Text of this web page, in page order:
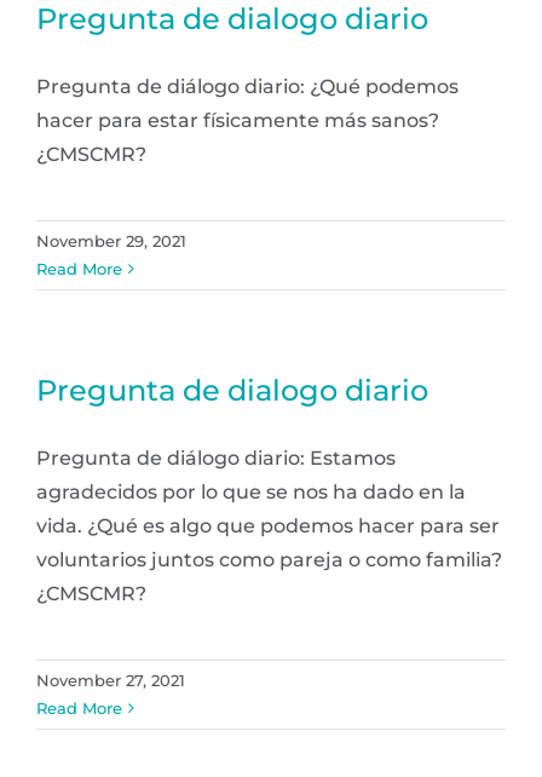
Pregunta de dialogo diario
Pregunta de diálogo diario: ¿Qué podemos
hacer para estar físicamente más sanos?
¿CMSCMR?
November 29, 2021
Read More
Pregunta de dialogo diario
Pregunta de diálogo diario: Estamos
agradecidos por lo que se nos ha dado en la
vida. ¿Qué es algo que podemos hacer para ser
voluntarios juntos como pareja o como familia?
¿CMSCMR?
November 27, 2021
Read More